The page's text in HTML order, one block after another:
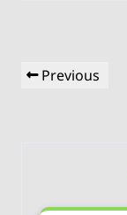
Yazı
gezinmesi
Previous
Previous